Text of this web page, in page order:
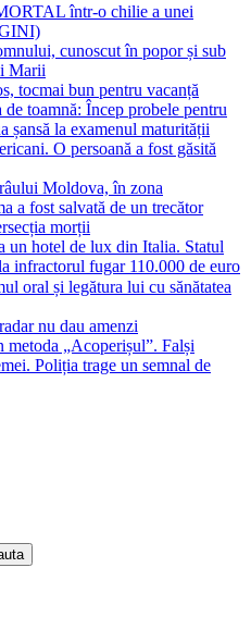
într-o chilie a unei
cunoscut în popor și sub
Marii
tocmai bun pentru vacanță
de toamnă: Încep probele pentru
șansă la examenul maturității
O persoană a fost găsită
Moldova, în zona
a fost salvată de un trecător
morții
un hotel de lux din Italia. Statul
infractorul fugar 110.000 de euro
oral și legătura lui cu sănătatea
nu dau amenzi
metoda „Acoperișul”. Falși
Poliția trage un semnal de